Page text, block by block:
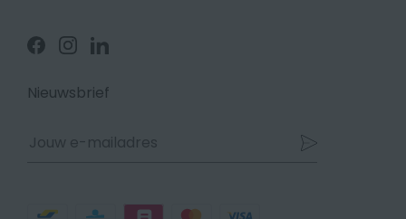
Volg
ons
Facebook
Volg
ons
Instagram
Volg
ons
Linkedin
Nieuwsbrief
Betaalmethodes